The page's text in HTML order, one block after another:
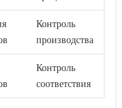
Контроль
производства
Контроль
соответствия